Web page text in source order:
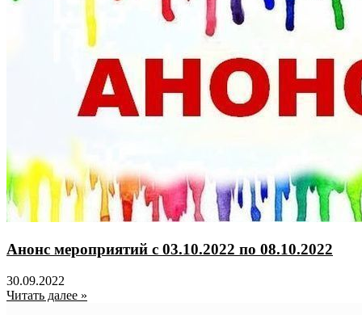
Анонс мероприятий с 03.10.2022 по 08.10.2022
30.09.2022
Читать далее »